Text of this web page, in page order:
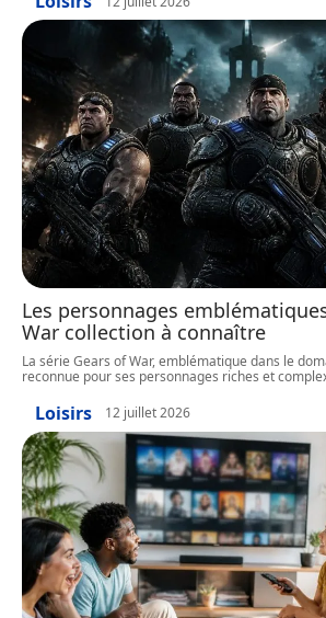
Les personnages
War collection à connaître
La série Gears of War, emblématique dans le
reconnue pour ses personnages riches et
Loisirs 12 juillet 2026